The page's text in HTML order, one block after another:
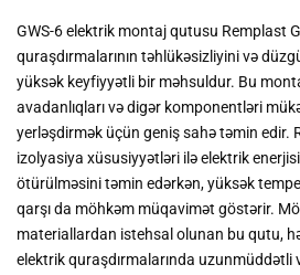
GWS-6 elektrik montaj qutusu Remplast
quraşdırmalarının təhlükəsizliyini və
yüksək keyfiyyətli bir məhsuldur. Bu
avadanlıqları və digər komponentləri
yerləşdirmək üçün geniş sahə təmin edir.
izolyasiya xüsusiyyətləri ilə elektrik
ötürülməsini təmin edərkən, yüksək
qarşı da möhkəm müqavimət göstərir.
materiallardan istehsal olunan bu qutu,
elektrik quraşdırmalarında uzunmüddətli